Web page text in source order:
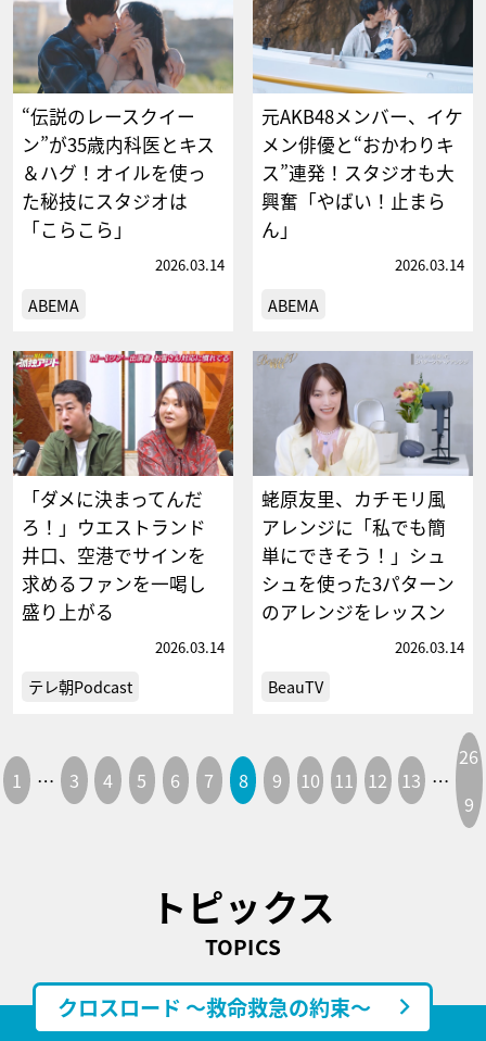
“伝説のレースクイー
ン”が35歳内科医とキス
＆ハグ！オイルを使っ
た秘技にスタジオは
「こらこら」
2026.03.14
ABEMA
元AKB48メンバー、イケ
メン俳優と“おかわりキ
ス”連発！スタジオも大
興奮「やばい！止まら
ん」
2026.03.14
ABEMA
「ダメに決まってんだ
ろ！」ウエストランド
井口、空港でサインを
求めるファンを一喝し
盛り上がる
2026.03.14
テレ朝Podcast
蛯原友里、カチモリ風
アレンジに「私でも簡
単にできそう！」シュ
シュを使った3パターン
のアレンジをレッスン
2026.03.14
BeauTV
1 … 3 4 5 6 7 8 9 10 11 12 13 …
26
9
トピックス
TOPICS
クロスロード ～救命救急の約束～